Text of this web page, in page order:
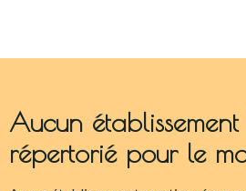
Aucun établissement
répertorié pour le